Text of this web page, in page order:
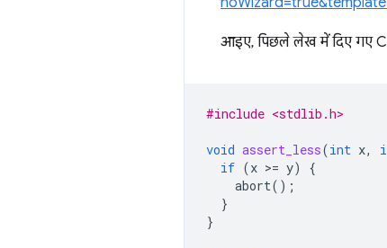
आइए, पिछले लेख में दिए गए C
#include <stdlib.h>
void assert_less(int x,
if (x >= y)
{
abort();
}
}